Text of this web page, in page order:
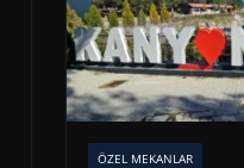
ÖZEL MEKANLAR